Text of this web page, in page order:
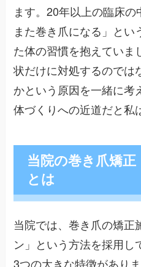
ます。20年以上の臨床
また巻き爪になる」と
た体の習慣を抱えていま
状だけに対処するのでは
かという原因を一緒に考
体づくりへの近道だと私
当院の巻き爪矯正
とは
当院では、巻き爪の矯正
ン」という方法を採用し
3つの大きな特徴があり